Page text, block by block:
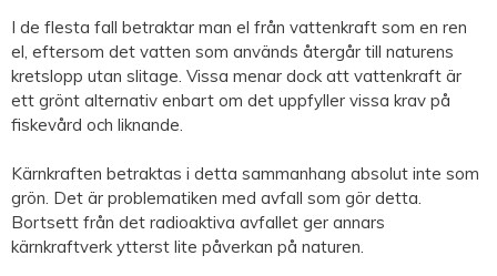
I de flesta fall betraktar man el från vattenkraft som en ren
el, eftersom det vatten som används återgår till naturens
kretslopp utan slitage. Vissa menar dock att vattenkraft är
ett grönt alternativ enbart om det uppfyller vissa krav på
fiskevård och liknande.
Kärnkraften betraktas i detta sammanhang absolut inte som
grön. Det är problematiken med avfall som gör detta.
Bortsett från det radioaktiva avfallet ger annars
kärnkraftverk ytterst lite påverkan på naturen.